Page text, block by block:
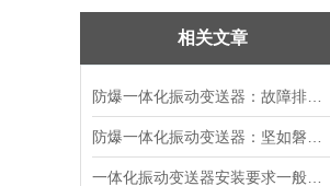
相关文章